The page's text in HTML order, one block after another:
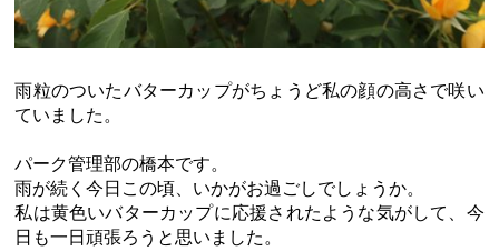
雨粒のついたバターカップがちょうど私の顔の高さで咲い
ていました。
パーク管理部の橋本です。
雨が続く今日この頃、いかがお過ごしでしょうか。
私は黄色いバターカップに応援されたような気がして、今
日も一日頑張ろうと思いました。